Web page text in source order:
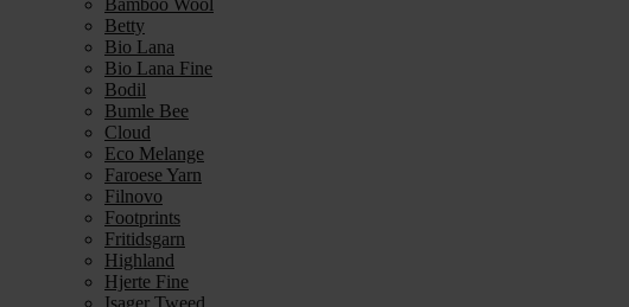
Bamboo Wool
Betty
Bio Lana
Bio Lana Fine
Bodil
Bumle Bee
Cloud
Eco Melange
Faroese Yarn
Filnovo
Footprints
Fritidsgarn
Highland
Hjerte Fine
Isager Tweed